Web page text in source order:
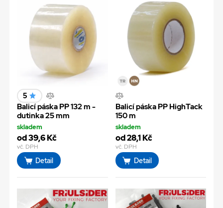
5
Balicí páska PP 132 m -
dutinka 25 mm
skladem
od 39,6 Kč
vč. DPH
Detail
Balicí páska PP HighTack
150 m
skladem
od 28,1 Kč
vč. DPH
Detail